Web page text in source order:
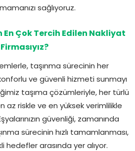
sağlıyoruz.
En Çok Tercih Edilen Nakliyat
Firmasıyız?
taşınma sürecinin her
ve güvenli hizmeti sunmayı
taşıma çözümleriyle, her türlü
az riskle ve en yüksek verimlilikle
güvenliği, zamanında
sürecinin hızlı tamamlanması,
hedefler arasında yer alıyor.